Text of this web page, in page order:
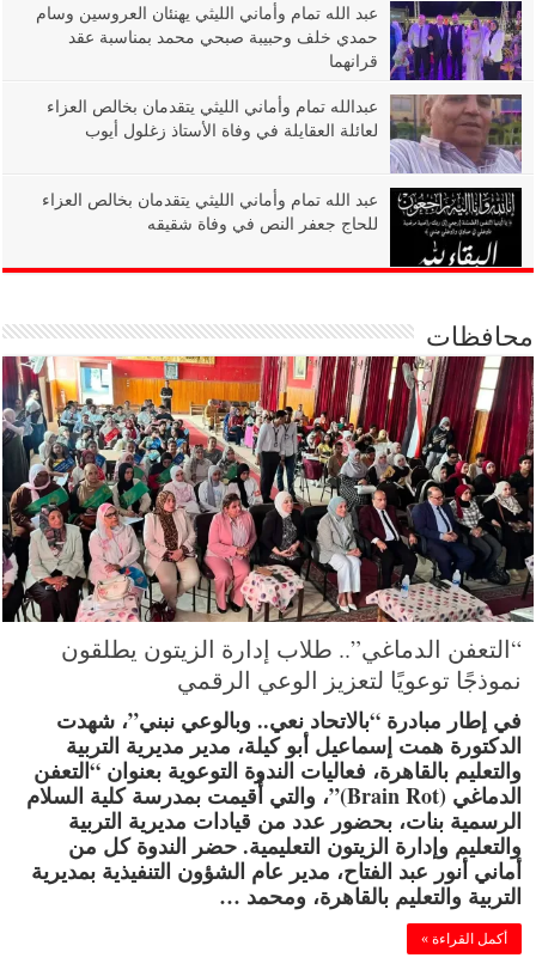
عبد الله تمام وأماني الليثي يهنئان العروسين وسام
حمدي خلف وحبيبة صبحي محمد بمناسبة عقد
قرانهما
عبدالله تمام وأماني الليثي يتقدمان بخالص العزاء
لعائلة العقايلة في وفاة الأستاذ زغلول أيوب
عبد الله تمام وأماني الليثي يتقدمان بخالص العزاء
للحاج جعفر النص في وفاة شقيقه
محافظات
“التعفن الدماغي”.. طلاب إدارة الزيتون يطلقون
نموذجًا توعويًا لتعزيز الوعي الرقمي
في إطار مبادرة “بالاتحاد نعي.. وبالوعي نبني”، شهدت
الدكتورة همت إسماعيل أبو كيلة، مدير مديرية التربية
والتعليم بالقاهرة، فعاليات الندوة التوعوية بعنوان “التعفن
الدماغي (Brain Rot)”، والتي أُقيمت بمدرسة كلية السلام
الرسمية بنات، بحضور عدد من قيادات مديرية التربية
والتعليم وإدارة الزيتون التعليمية. حضر الندوة كل من
أماني أنور عبد الفتاح، مدير عام الشؤون التنفيذية بمديرية
التربية والتعليم بالقاهرة، ومحمد …
أكمل القراءة »